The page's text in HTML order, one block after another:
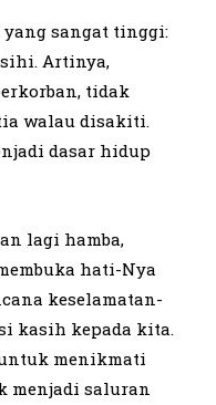
yang sangat tinggi:
Artinya,
tidak
walau disakiti.
dasar hidup
lagi hamba,
hati-Nya
keselamatan-
kasih kepada kita.
menikmati
menjadi saluran